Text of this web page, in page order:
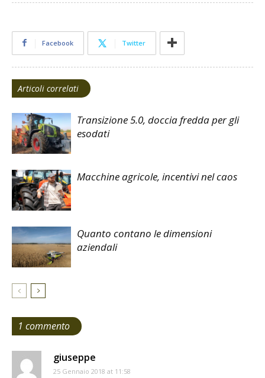
Facebook Twitter
Articoli correlati
Transizione 5.0, doccia fredda per gli
esodati
Macchine agricole, incentivi nel caos
Quanto contano le dimensioni
aziendali
1 commento
giuseppe
25 Gennaio 2018 at 11:58